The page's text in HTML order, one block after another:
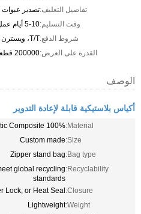
تفاصيل التغليف:تصدير عبوات
وقت التسليم:5-10 أيام عمل
شروط الدفع:T/T، ويسترن يونيون
القدرة على العرض:200000 قطعة / يوم
الوصف
أكياس بلاستيكية قابلة لإعادة التدوير
Material:
100% Recyclable Plastic Composite
Size:
Custom made
Bag type:
Zipper stand bag
Recyclability:
global recycling
standards
Closure:
Lock, or Heat Seal
Weight:
Lightweight